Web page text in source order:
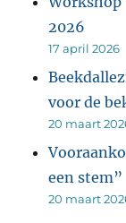
2026
17 april 2026
voor de
20 maart
een stem”
20 maart